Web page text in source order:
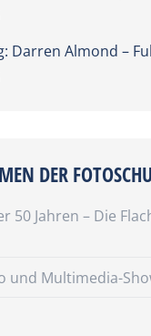
Darren Almond –
DER
50 Jahren – Die
und Multimedia-